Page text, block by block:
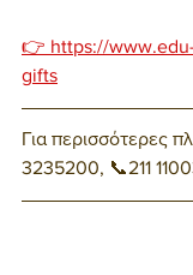
👉 https://
gifts
Για περισσότερες
3235200, 📞211